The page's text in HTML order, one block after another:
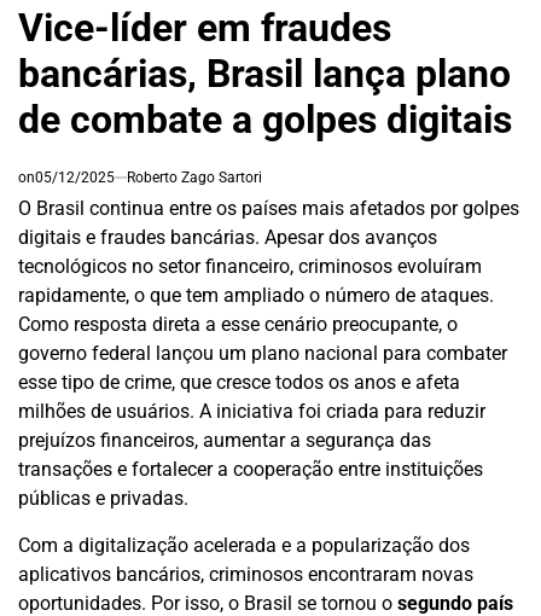
Vice-líder em fraudes
bancárias, Brasil lança plano
de combate a golpes digitais
on05/12/2025 Roberto Zago Sartori
O Brasil continua entre os países mais afetados por golpes
digitais e fraudes bancárias. Apesar dos avanços
tecnológicos no setor financeiro, criminosos evoluíram
rapidamente, o que tem ampliado o número de ataques.
Como resposta direta a esse cenário preocupante, o
governo federal lançou um plano nacional para combater
esse tipo de crime, que cresce todos os anos e afeta
milhões de usuários. A iniciativa foi criada para reduzir
prejuízos financeiros, aumentar a segurança das
transações e fortalecer a cooperação entre instituições
públicas e privadas.
Com a digitalização acelerada e a popularização dos
aplicativos bancários, criminosos encontraram novas
oportunidades. Por isso, o Brasil se tornou o segundo país